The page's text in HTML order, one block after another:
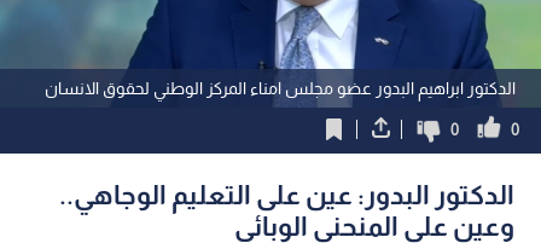
الدكتور ابراهيم البدور عضو مجلس امناء المركز الوطني لحقوق الانسان
0
0
الدكتور البدور: عين على التعليم الوجاهي..
وعين على المنحنى الوبائي